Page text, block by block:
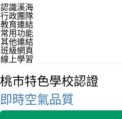
認識溪海
行政團隊
教育連結
常用功能
其他連結
班級網頁
線上學習
桃市特色學校認證
即時空氣品質